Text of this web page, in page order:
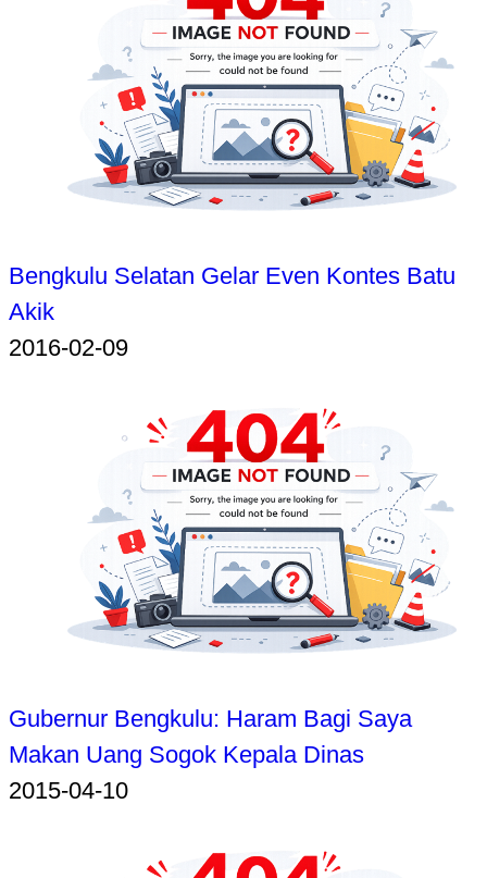
Bengkulu Selatan Gelar Even Kontes Batu
Akik
2016-02-09
Gubernur Bengkulu: Haram Bagi Saya
Makan Uang Sogok Kepala Dinas
2015-04-10